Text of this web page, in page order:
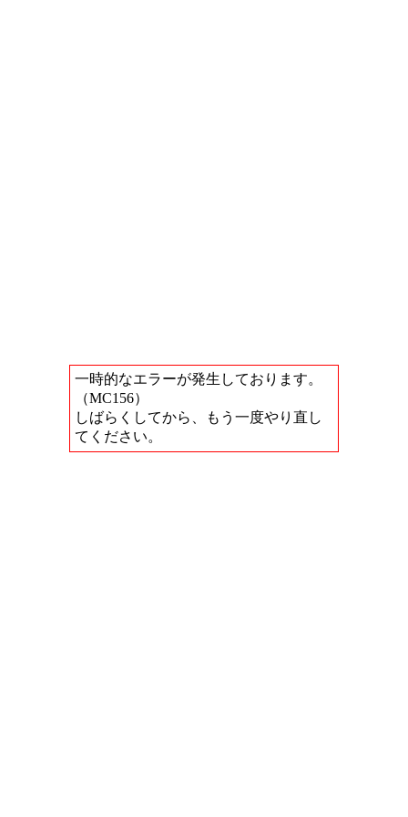
一時的なエラーが発生しております。
（MC156）
しばらくしてから、もう一度やり直し
てください。